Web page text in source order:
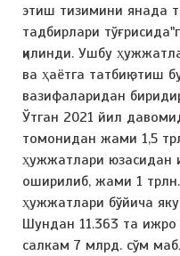
этиш тизимини янада
тадбирлари
қилинди. Ушбу
ва ҳаётга татбиқ этиш
вазифаларидан
Ўтган 2021 йил
томонидан жами 1,5
ҳужжатлари юзасидан
оширилиб, жами 1
ҳужжатлари бўйича
Шундан 11.363 та
салкам 7 млрд. сўм